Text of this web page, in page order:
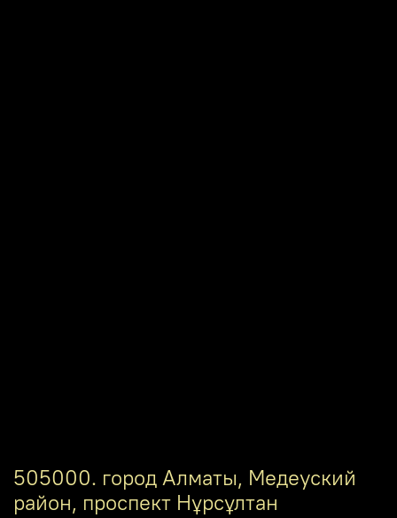
505000. город Алматы, Медеуский
район, проспект Нұрсұлтан